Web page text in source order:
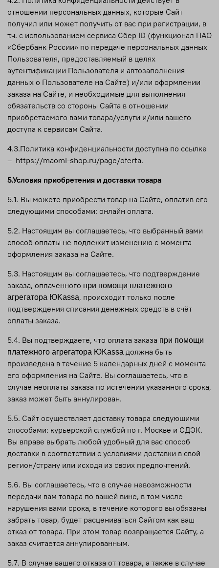
отношении персональных данных, которые Сайт
получил или может получить от вас при регистрации, в
т.ч. с использованием сервиса Сбер ID (функционал ПАО
«Сбербанк России» по передаче персональных данных
Пользователя, предоставляемый в целях
аутентификации Пользователя и автозаполнения
данных о Пользователе на Сайте) и/или оформлении
заказа на Сайте, и необходимые для выполнения
обязательств со стороны Сайта в отношении
приобретаемого вами товара/услуги и/или вашего
доступа к сервисам Сайта.
4.3.Политика конфиденциальности доступна по ссылке
– https://maomi-shop.ru/page/oferta.
5.Условия приобретения и доставки товара
5.1. Вы можете приобрести товар на Сайте, оплатив его
следующими способами: онлайн оплата.
5.2. Настоящим вы соглашаетесь, что выбранный вами
способ оплаты не подлежит изменению с момента
оформления заказа на Сайте.
5.3. Настоящим вы соглашаетесь, что подтверждение
заказа, оплаченного при помощи платежного
агрегатора ЮKаssа, происходит только после
подтверждения списания денежных средств в счёт
оплаты заказа.
5.4. Вы подтверждаете, что оплата заказа при помощи
платежного агрегатора ЮKаssа должна быть
произведена в течение 5 календарных дней с момента
его оформления на Сайте. Вы соглашаетесь, что в
случае неоплаты заказа по истечении указанного срока,
заказ может быть аннулирован.
5.5. Сайт осуществляет доставку товара следующими
способами: курьерской службой по г. Москве и СДЭК.
Вы вправе выбрать любой удобный для вас способ
доставки в соответствии с условиями доставки в свой
регион/страну или исходя из своих предпочтений.
5.6. Вы соглашаетесь, что в случае невозможности
передачи вам товара по вашей вине, в том числе
нарушения вами срока, в течение которого вы обязаны
забрать товар, будет расцениваться Сайтом как ваш
отказ от товара. При этом товар возвращается Сайту, а
заказ считается аннулированным.
5.7. В случае вашего отказа от товара, а также в случае